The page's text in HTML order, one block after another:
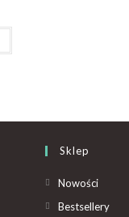
Sklep
Nowości
Bestsellery